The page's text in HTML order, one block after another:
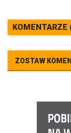
KOMENTARZE
ZOSTAW